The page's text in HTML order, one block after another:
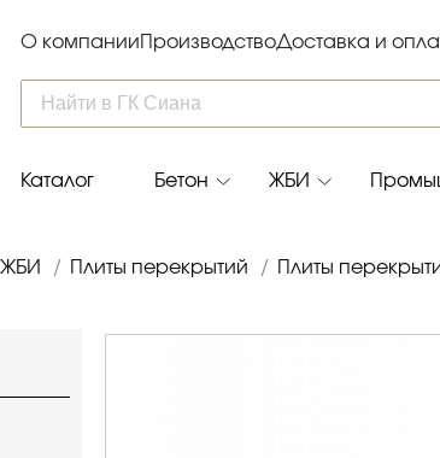
О компании ПроизводствоДоставка и
Каталог Бетон ЖБИ
ЖБИ / Плиты перекрытий / Плиты